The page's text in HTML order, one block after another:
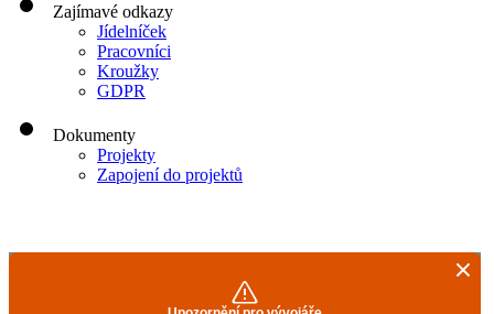
Zajímavé odkazy
Jídelníček
Pracovníci
Kroužky
GDPR
Dokumenty
Projekty
Zapojení do projektů